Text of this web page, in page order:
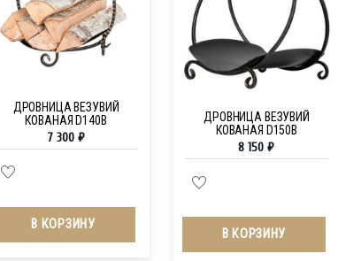
ДРОВНИЦА ВЕЗУВИЙ
КОВАНАЯ D140B
7 300 ₽
В КОРЗИНУ
ДРОВНИЦА ВЕЗУВИЙ
КОВАНАЯ D150B
8 150₽
В КОРЗИНУ